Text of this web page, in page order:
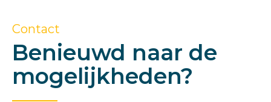
Contact
Benieuwd naar de
mogelijkheden?